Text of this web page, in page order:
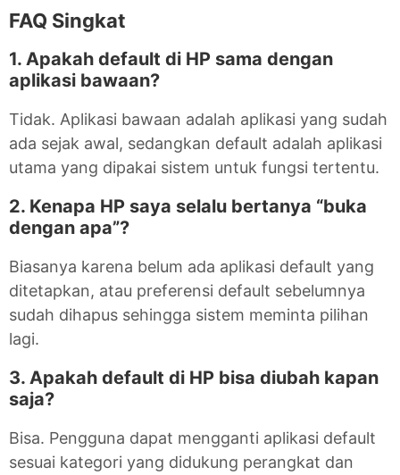
FAQ Singkat
1. Apakah default di HP sama dengan
aplikasi bawaan?
Tidak. Aplikasi bawaan adalah aplikasi yang sudah
ada sejak awal, sedangkan default adalah aplikasi
utama yang dipakai sistem untuk fungsi tertentu.
2. Kenapa HP saya selalu bertanya “buka
dengan apa”?
Biasanya karena belum ada aplikasi default yang
ditetapkan, atau preferensi default sebelumnya
sudah dihapus sehingga sistem meminta pilihan
lagi.
3. Apakah default di HP bisa diubah kapan
saja?
Bisa. Pengguna dapat mengganti aplikasi default
sesuai kategori yang didukung perangkat dan